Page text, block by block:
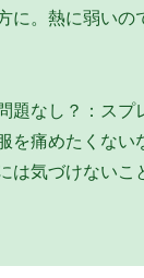
に。熱に弱いの
題なし？：スプ
を痛めたくない
は気づけないこ